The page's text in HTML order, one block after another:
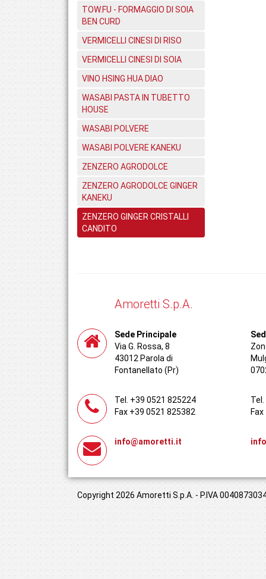
TOW.FU - FORMAGGIO DI SOIA
BEN CURD
VERMICELLI CINESI DI RISO
VERMICELLI CINESI DI SOIA
VINO HSING HUA DIAO
WASABI PASTA IN TUBETTO
HOUSE
WASABI POLVERE
WASABI POLVERE KANEKU
ZENZERO AGRODOLCE
ZENZERO AGRODOLCE GINGER
KANEKU
ZENZERO GINGER CRISTALLI
CANDITO
Amoretti S.p.A.
Sede Principale
Via G. Rossa, 8
43012 Parola di
Fontanellato (Pr)
Tel. +39 0521 825224
Fax +39 0521 825382
info@amoretti.it
Copyright 2026 Amoretti S.p.A. - P.IVA